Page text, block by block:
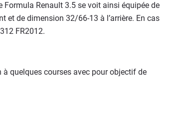
Renault 3.5 se voit ainsi équipée de
et de dimension 32/66-13 à l’arrière. En cas
FR2012.
quelques courses avec pour objectif de